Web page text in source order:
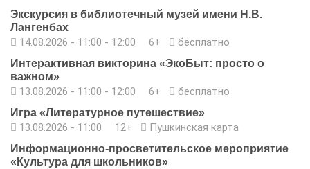
Экскурсия в библиотечный музей имени Н.В.
Лангенбах
14.08.2026 - 11:00 - 12:00 6+ бесплатно
Интерактивная викторина «ЭкоБыт: просто о
важном»
13.08.2026 - 11:00 - 12:00 6+ бесплатно
Игра «Литературное путешествие»
13.08.2026 - 11:00 12+ Пушкинская карта
Информационно-просветительское мероприятие
«Культура для школьников»